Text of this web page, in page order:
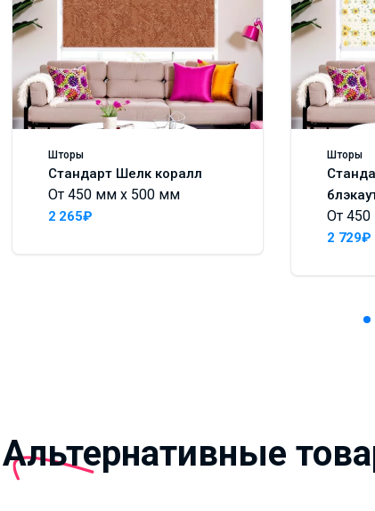
Шторы
Стандарт Шелк коралл
От 450 мм x 500 мм
2 265₽
Шторы
От
2 729₽
Альтернативные